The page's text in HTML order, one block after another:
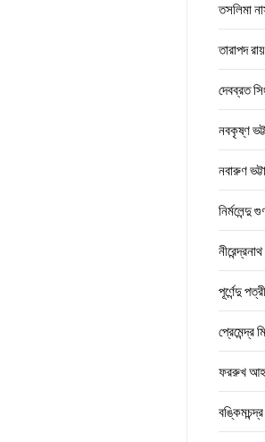
তসলিমা
তারাপদ রায়
দেবব্রত
নবকৃষ্ণ
নবারুণ
নির্মলেন্দু
পূর্ণেন্দু পত্রী
প্রেমেন্দ্র
ফররুখ